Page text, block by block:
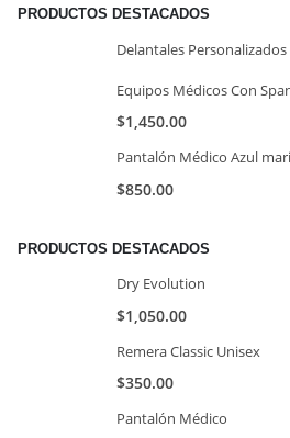
PRODUCTOS DESTACADOS
Delantales Personalizados
Equipos Médicos Con
$1,450.00
Pantalón Médico Azul
$850.00
PRODUCTOS DESTACADOS
Dry Evolution
$1,050.00
Remera Classic Unisex
$350.00
Pantalón Médico